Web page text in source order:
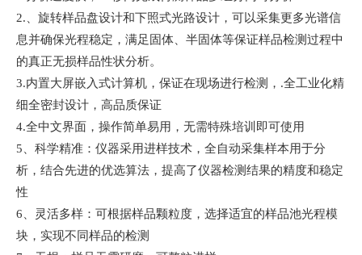
2.、旋转样品盘设计和下照式光路设计，可以采集更多光谱信
息并确保光程稳定，满足固体、半固体等保证样品检测过程中
的真正无损样品性状分析。
3.内置大屏嵌入式计算机，保证在现场进行检测，.全工业化精
细全密封设计，高品质保证
4.全中文界面，操作简单易用，无需特殊培训即可使用
5、科学精准：仪器采用进样技术，全自动采集样本用于分
析，结合先进的优选算法，提高了仪器检测结果的精度和稳定
性
6、灵活多样：可根据样品颗粒度，选择适宜的样品池光程模
块，实现不同样品的检测